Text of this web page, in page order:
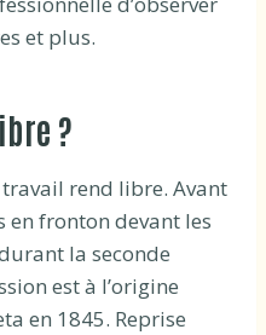
et plus.
?
rend libre. Avant
en fronton devant les
la seconde
est à l’origine
en 1845. Reprise